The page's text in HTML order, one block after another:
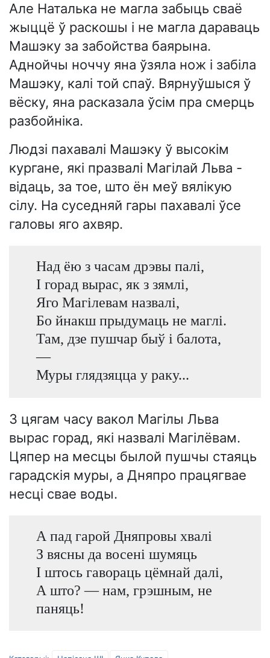
Але Наталька не магла забыць сваё
жыццё ў раскошы і не магла дараваць
Машэку за забойства баярына.
Аднойчы ноччу яна ўзяла нож і забіла
Машэку, калі той спаў. Вярнуўшыся ў
вёску, яна расказала ўсім пра смерць
разбойніка.
Людзі пахавалі Машэку ў высокім
кургане, які празвалі Магілай Льва -
відаць, за тое, што ён меў вялікую
сілу. На суседняй гары пахавалі ўсе
галовы яго ахвяр.
Над ёю з часам дрэвы палі,
І горад вырас, як з зямлі,
Яго Магілевам назвалі,
Бо йнакш прыдумаць не маглі.
Там, дзе пушчар быў і балота,
—
Муры глядзяцца у раку...
З цягам часу вакол Магілы Льва
вырас горад, які назвалі Магілёвам.
Цяпер на месцы былой пушчы стаяць
гарадскія муры, а Дняпро працягвае
несці свае воды.
А пад гарой Дняпровы хвалі
З вясны да восені шумяць
І штось гавораць цёмнай далі,
А што? — нам, грэшным, не
паняць!